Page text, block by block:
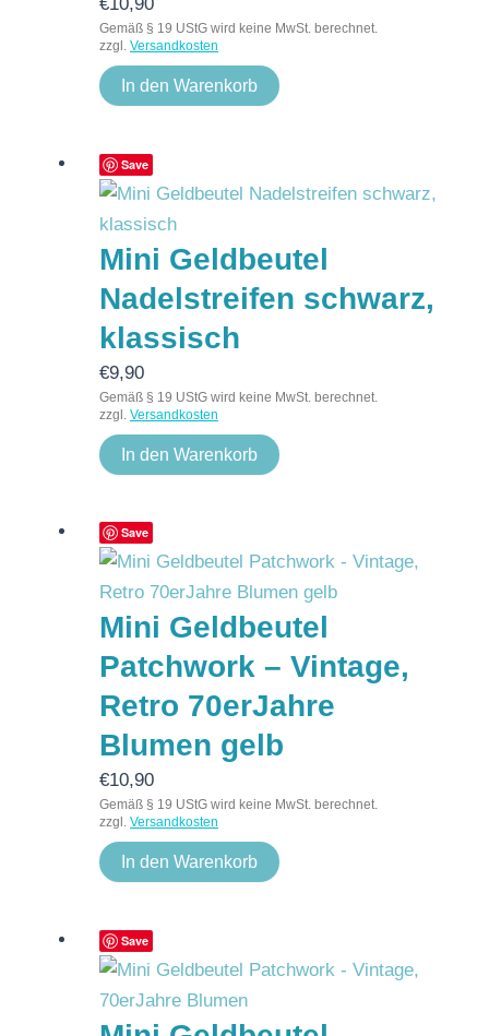
Gemäß § 19 UStG wird keine MwSt. berechnet.
zzgl. Versandkosten
In den Warenkorb
Save
Mini Geldbeutel
Nadelstreifen schwarz,
klassisch
€9,90
Gemäß § 19 UStG wird keine MwSt. berechnet.
zzgl. Versandkosten
In den Warenkorb
Save
Mini Geldbeutel
Patchwork – Vintage,
Retro 70erJahre
Blumen gelb
€10,90
Gemäß § 19 UStG wird keine MwSt. berechnet.
zzgl. Versandkosten
In den Warenkorb
Save